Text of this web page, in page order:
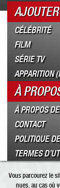
AJOUTER
CÉLÉBRITÉ
FILM
SÉRIE TV
APPARITION
À
À PROPOS
CONTACT
POLITIQUE
TERMES
Vous parcourez le
nues. au cas où